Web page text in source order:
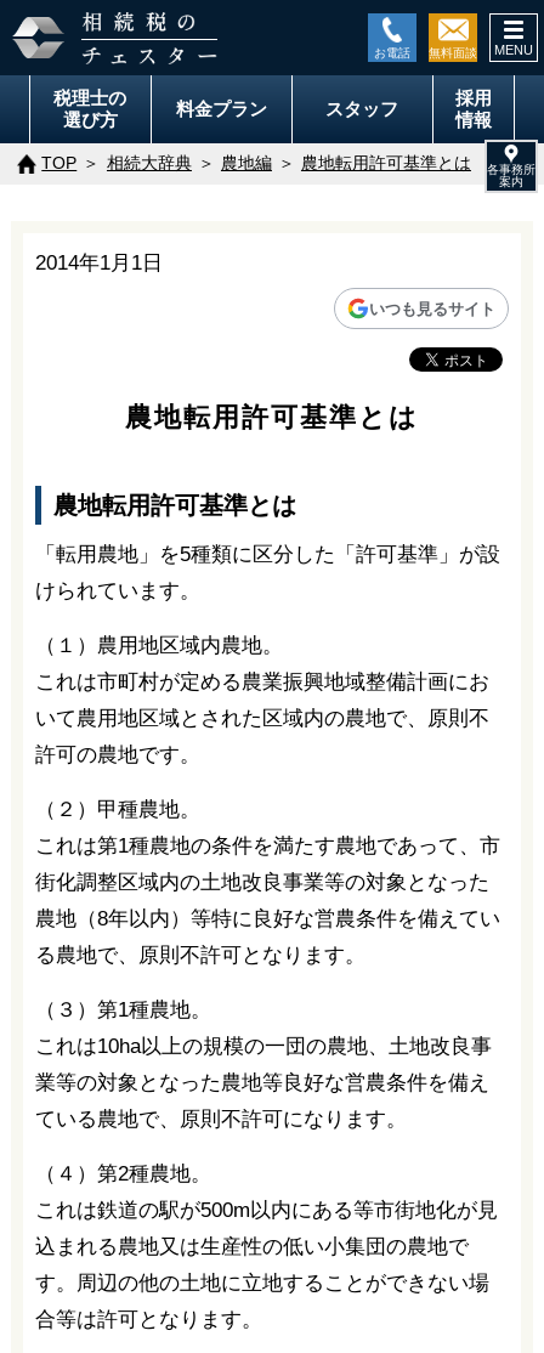
税理士の
選び方
料金プラン スタッフ
採用
情報
TOP 相続大辞典 農地編 農地転用許可基準とは
2014年1月1日
いつも見るサイト
農地転用許可基準とは
農地転用許可基準とは
「転用農地」を5種類に区分した「許可基準」が設
けられています。
（１）農用地区域内農地。
これは市町村が定める農業振興地域整備計画にお
いて農用地区域とされた区域内の農地で、原則不
許可の農地です。
（２）甲種農地。
これは第1種農地の条件を満たす農地であって、市
街化調整区域内の土地改良事業等の対象となった
農地（8年以内）等特に良好な営農条件を備えてい
る農地で、原則不許可となります。
（３）第1種農地。
これは10ha以上の規模の一団の農地、土地改良事
業等の対象となった農地等良好な営農条件を備え
ている農地で、原則不許可になります。
（４）第2種農地。
これは鉄道の駅が500m以内にある等市街地化が見
込まれる農地又は生産性の低い小集団の農地で
す。周辺の他の土地に立地することができない場
合等は許可となります。